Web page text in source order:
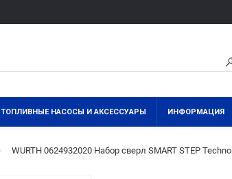
ТОПЛИВНЫЕ НАСОСЫ И АКСЕССУАРЫ ИНФОРМАЦИЯ
WURTH 0624932020 Набор сверл SMART STEP